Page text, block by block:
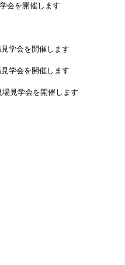
会を開催します
学会を開催します
学会を開催します
見学会を開催します